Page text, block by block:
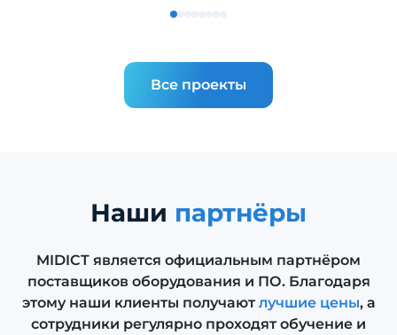
Все проекты
Наши партнёры
MIDICT является официальным партнёром
поставщиков оборудования и ПО. Благодаря
этому наши клиенты получаютлучшие цены, а
сотрудники регулярно проходят обучение и